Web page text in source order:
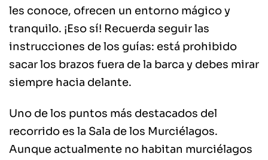
les conoce, ofrecen un entorno mágico y
tranquilo. ¡Eso sí! Recuerda seguir las
instrucciones de los guías: está prohibido
sacar los brazos fuera de la barca y debes mirar
siempre hacia delante.
Uno de los puntos más destacados del
recorrido es la Sala de los Murciélagos.
Aunque actualmente no habitan murciélagos